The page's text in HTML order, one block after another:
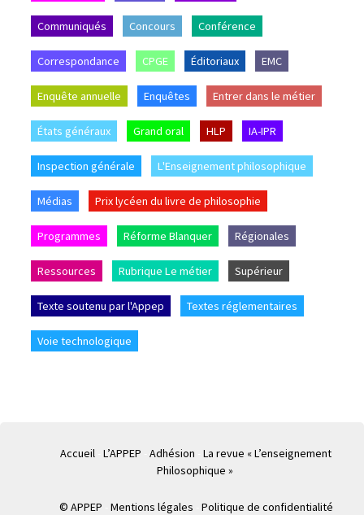
Communiqués Concours Conférence
Correspondance CPGE Éditoriaux EMC
Enquête annuelle Enquêtes Entrer dans le métier
États généraux Grand oral HLP IA-IPR
Inspection générale L'Enseignement philosophique
Médias Prix lycéen du livre de philosophie
Programmes Réforme Blanquer Régionales
Ressources Rubrique Le métier Supérieur
Texte soutenu par l'Appep Textes réglementaires
Voie technologique
Accueil L’APPEP Adhésion
La revue « L’enseignement
Philosophique »
© APPEP Mentions légales Politique de confidentialité